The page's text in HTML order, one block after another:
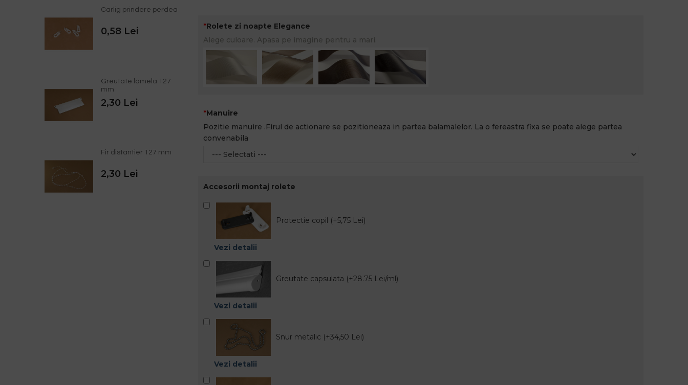
Carlig prindere perdea
0,58 Lei
Greutate lamela 127
mm
2,30 Lei
Fir distantier 127 mm
2,30 Lei
Rolete zi noapte Elegance
Alege culoare. Apasa pe imagine pentru a mari.
Manuire
Pozitie manuire .Firul de actionare se pozitioneaza in partea balamalelor. La o fereastra fixa se poate alege partea
convenabila
Accesorii montaj rolete
Protectie copil (+5,75 Lei)
Vezi detalii
Greutate capsulata (+28.75 Lei/ml)
Vezi detalii
Snur metalic (+34,50 Lei)
Vezi detalii